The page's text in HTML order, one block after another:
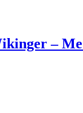
–